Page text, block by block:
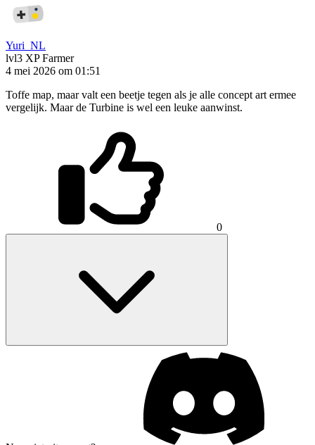
Yuri_NL
lvl3 XP Farmer
4 mei 2026 om 01:51
Toffe map, maar valt een beetje tegen als je alle concept art ermee
vergelijk. Maar de Turbine is wel een leuke aanwinst.
0